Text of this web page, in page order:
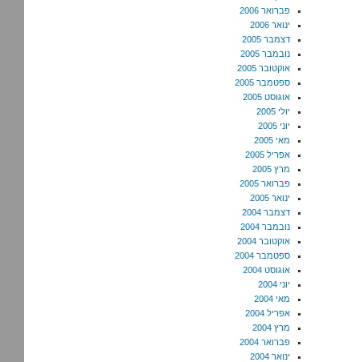
פברואר 2006
ינואר 2006
דצמבר 2005
נובמבר 2005
אוקטובר 2005
ספטמבר 2005
אוגוסט 2005
יולי 2005
יוני 2005
מאי 2005
אפריל 2005
מרץ 2005
פברואר 2005
ינואר 2005
דצמבר 2004
נובמבר 2004
אוקטובר 2004
ספטמבר 2004
אוגוסט 2004
יוני 2004
מאי 2004
אפריל 2004
מרץ 2004
פברואר 2004
ינואר 2004